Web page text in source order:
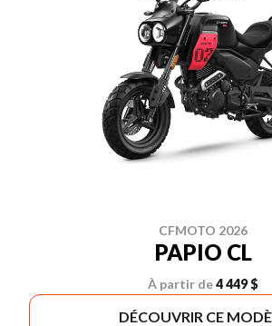
CFMOTO 2026
PAPIO CL
À partir de4 449 $
DÉCOUVRIR CE